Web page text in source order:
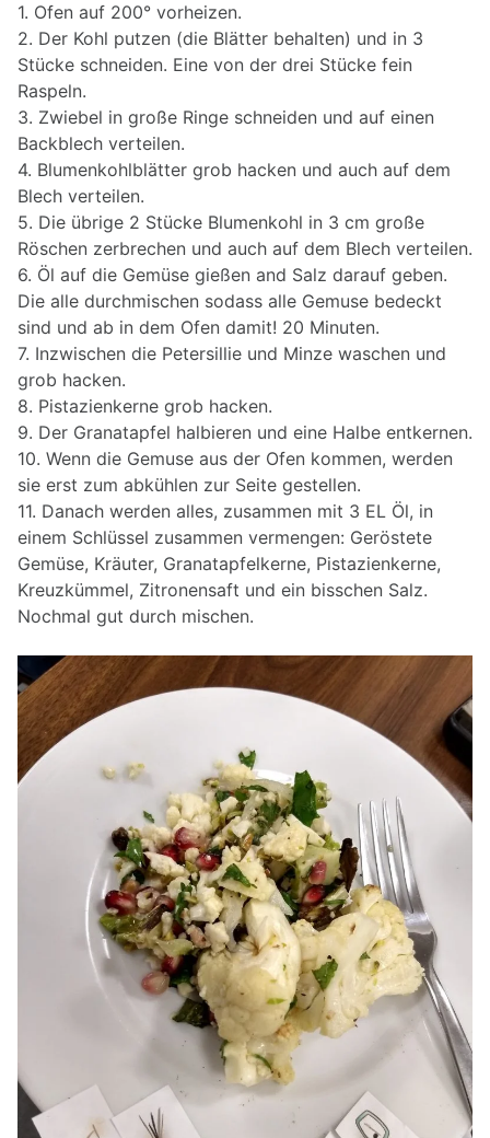
1. Ofen auf 200° vorheizen.
2. Der Kohl putzen (die Blätter behalten) und in 3
Stücke schneiden. Eine von der drei Stücke fein
Raspeln.
3. Zwiebel in große Ringe schneiden und auf einen
Backblech verteilen.
4. Blumenkohlblätter grob hacken und auch auf dem
Blech verteilen.
5. Die übrige 2 Stücke Blumenkohl in 3 cm große
Röschen zerbrechen und auch auf dem Blech verteilen.
6. Öl auf die Gemüse gießen and Salz darauf geben.
Die alle durchmischen sodass alle Gemuse bedeckt
sind und ab in dem Ofen damit! 20 Minuten.
7. Inzwischen die Petersillie und Minze waschen und
grob hacken.
8. Pistazienkerne grob hacken.
9. Der Granatapfel halbieren und eine Halbe entkernen.
10. Wenn die Gemuse aus der Ofen kommen, werden
sie erst zum abkühlen zur Seite gestellen.
11. Danach werden alles, zusammen mit 3 EL Öl, in
einem Schlüssel zusammen vermengen: Geröstete
Gemüse, Kräuter, Granatapfelkerne, Pistazienkerne,
Kreuzkümmel, Zitronensaft und ein bisschen Salz.
Nochmal gut durch mischen.